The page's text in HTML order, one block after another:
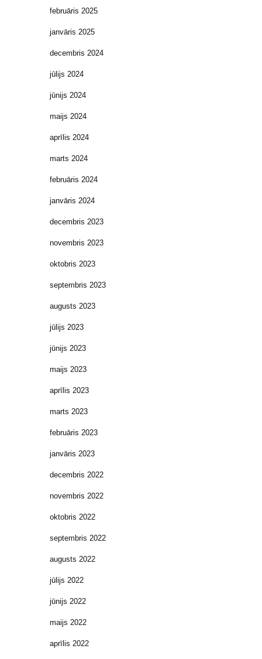
februāris 2025
janvāris 2025
decembris 2024
jūlijs 2024
jūnijs 2024
maijs 2024
aprīlis 2024
marts 2024
februāris 2024
janvāris 2024
decembris 2023
novembris 2023
oktobris 2023
septembris 2023
augusts 2023
jūlijs 2023
jūnijs 2023
maijs 2023
aprīlis 2023
marts 2023
februāris 2023
janvāris 2023
decembris 2022
novembris 2022
oktobris 2022
septembris 2022
augusts 2022
jūlijs 2022
jūnijs 2022
maijs 2022
aprīlis 2022